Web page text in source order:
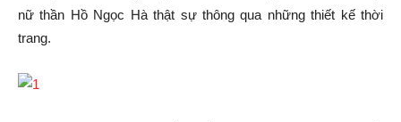
nữ thần Hồ Ngọc Hà thật sự thông qua những thiết kế thời
trang.